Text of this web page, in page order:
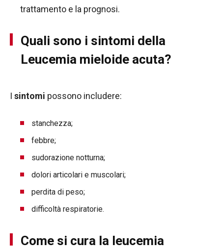
trattamento e la prognosi.
Quali sono i sintomi della
Leucemia mieloide acuta?
I sintomi possono includere:
stanchezza;
febbre;
sudorazione notturna;
dolori articolari e muscolari;
perdita di peso;
difficoltà respiratorie.
Come si cura la leucemia